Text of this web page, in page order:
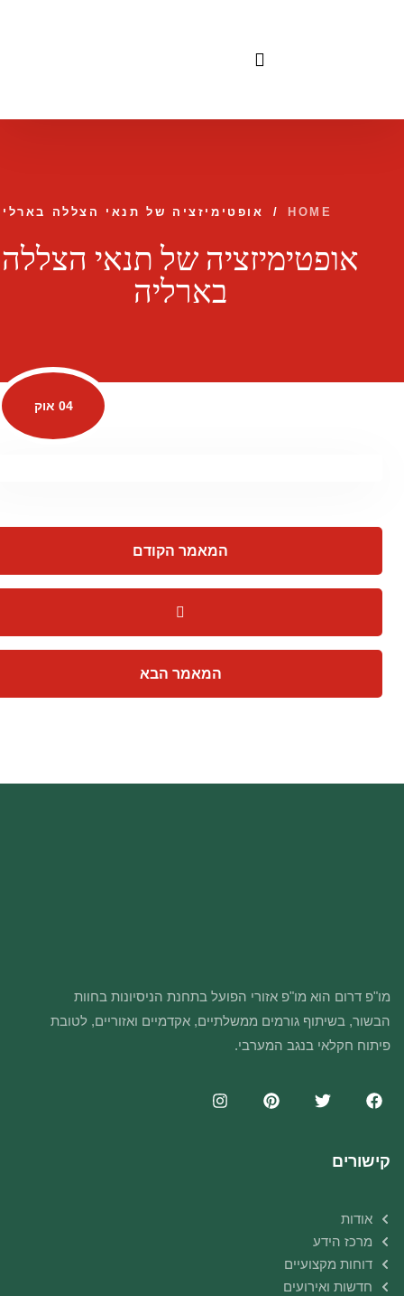
HOME
/ אופטימיזציה של תנאי הצללה
אופטימיזציה של תנאי הצללה
בארליה
04 אוק
המאמר הקודם
המאמר הבא
מו"פ דרום הוא מו"פ אזורי הפועל בתחנת הניסיונות בחוות
הבשור, בשיתוף גורמים ממשלתיים, אקדמיים ואזוריים, לטובת
פיתוח חקלאי בנגב המערבי.
קישורים
אודות
מרכז הידע
דוחות מקצועיים
חדשות ואירועים